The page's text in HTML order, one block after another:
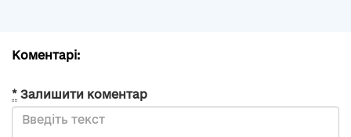
Коментарі:
* Залишити коментар